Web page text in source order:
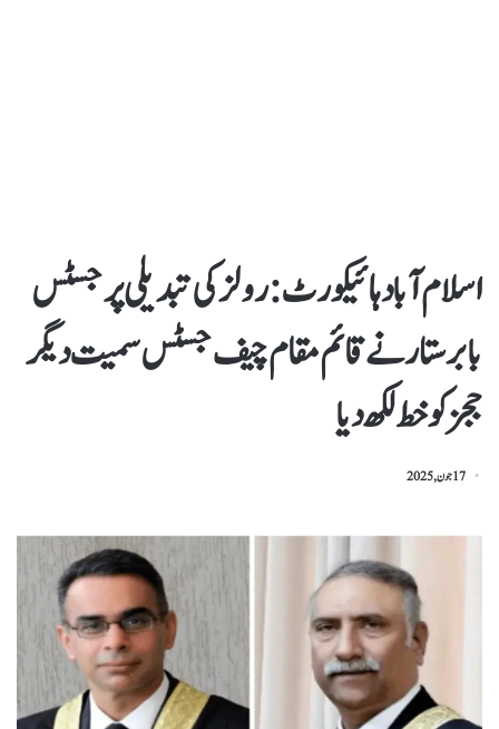
اسلام آباد ہائیکورٹ : رولز کی تبدیلی پر جسٹس
بابر ستار نے قائم مقام چیف جسٹس سمیت دیگر
ججز کو خط لکھ دیا
17 جون, 2025